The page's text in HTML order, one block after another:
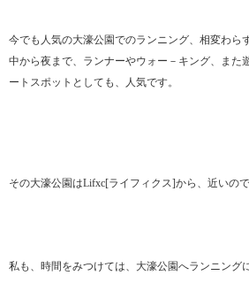
今でも人気の大濠公園でのランニング、相変わら
中から夜まで、ランナーやウォー－キング、また
ートスポットとしても、人気です。
その大濠公園はLifxc[ライフィクス]から、近いの
私も、時間をみつけては、大濠公園へランニング